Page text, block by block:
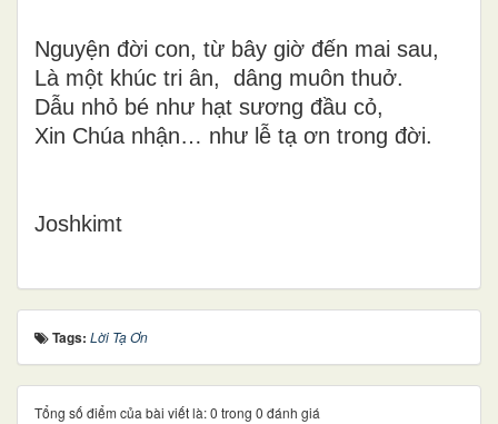
Nguyện đời con, từ bây giờ đến mai sau,
Là một khúc tri ân, dâng muôn thuở.
Dẫu nhỏ bé như hạt sương đầu cỏ,
Xin Chúa nhận… như lễ tạ ơn trong đời.
Joshkimt
Tags: Lời Tạ Ơn
Tổng số điểm của bài viết là: 0 trong 0 đánh giá